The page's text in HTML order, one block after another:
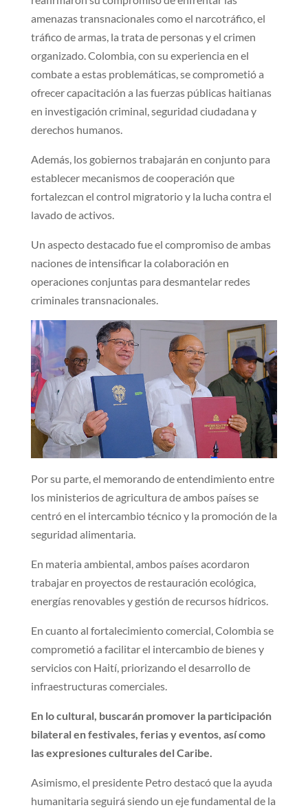
amenazas transnacionales como el narcotráfico, el
tráfico de armas, la trata de personas y el crimen
organizado. Colombia, con su experiencia en el
combate a estas problemáticas, se comprometió a
ofrecer capacitación a las fuerzas públicas haitianas
en investigación criminal, seguridad ciudadana y
derechos humanos.
Además, los gobiernos trabajarán en conjunto para
establecer mecanismos de cooperación que
fortalezcan el control migratorio y la lucha contra el
lavado de activos.
Un aspecto destacado fue el compromiso de ambas
naciones de intensificar la colaboración en
operaciones conjuntas para desmantelar redes
criminales transnacionales.
Por su parte, el memorando de entendimiento entre
los ministerios de agricultura de ambos países se
centró en el intercambio técnico y la promoción de la
seguridad alimentaria.
En materia ambiental, ambos países acordaron
trabajar en proyectos de restauración ecológica,
energías renovables y gestión de recursos hídricos.
En cuanto al fortalecimiento comercial, Colombia se
comprometió a facilitar el intercambio de bienes y
servicios con Haití, priorizando el desarrollo de
infraestructuras comerciales.
En lo cultural, buscarán promover la participación
bilateral en festivales, ferias y eventos, así como
las expresiones culturales del Caribe.
Asimismo, el presidente Petro destacó que la ayuda
humanitaria seguirá siendo un eje fundamental de la